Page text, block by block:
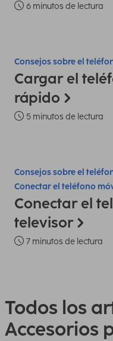
6 minutos de lectura
Consejos sobre el
Cargar el
rápido
5 minutos de lectura
Consejos sobre el
Conectar el teléfono
Conectar el
televisor
7 minutos de lectura
Todos los
Accesorios